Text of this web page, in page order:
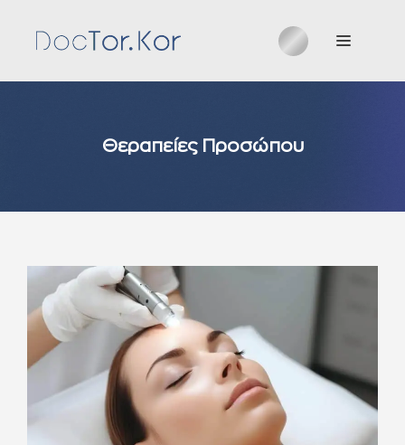
περιεχόμενο
Μενού
Θεραπείες Προσώπου